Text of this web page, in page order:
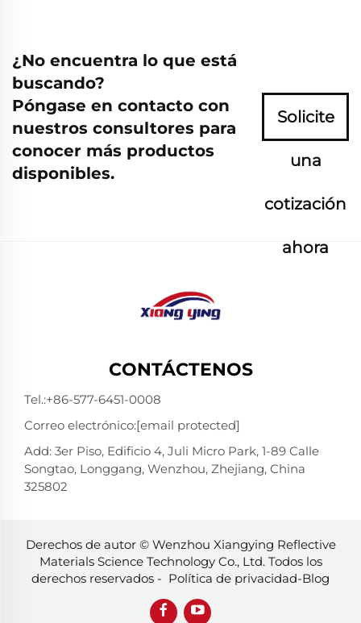
¿No encuentra lo que está
buscando?
Póngase en contacto con
nuestros consultores para
conocer más productos
disponibles.
Solicite
una
cotización
ahora
CONTÁCTENOS
Tel.:+86-577-6451-0008
Correo electrónico:[email protected]
Add: 3er Piso, Edificio 4, Juli Micro Park, 1-89 Calle
Songtao, Longgang, Wenzhou, Zhejiang, China
325802
Derechos de autor © Wenzhou Xiangying Reflective
Materials Science Technology Co., Ltd. Todos los
derechos reservados - Política de privacidad-Blog